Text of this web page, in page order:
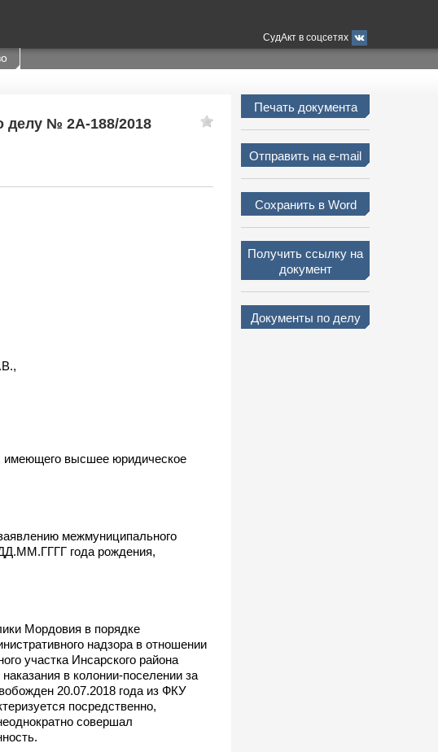
СудАкт в соцсетях
делу № 2А-188/2018
имеющего высшее юридическое
межмуниципального
года рождения,
Мордовия в порядке
надзора в отношении
участка Инсарского района
в колонии-поселении за
20.07.2018 года из ФКУ
посредственно,
совершал
Печать документа
Отправить на e-mail
Сохранить в Word
Получить ссылку на
документ
Документы по делу